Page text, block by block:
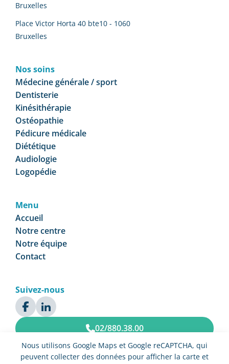
Nous utilisons Google Maps et Google reCAPTCHA, qui
peuvent collecter des données pour afficher la carte et
Bruxelles
Place Victor Horta 40 bte10 - 1060
Bruxelles
Nos soins
Médecine générale / sport
Dentisterie
Kinésithérapie
Ostéopathie
Pédicure médicale
Diététique
Audiologie
Logopédie
Menu
Accueil
Notre centre
Notre équipe
Contact
Suivez-nous
02/880.38.00
Prendre rendez-vous